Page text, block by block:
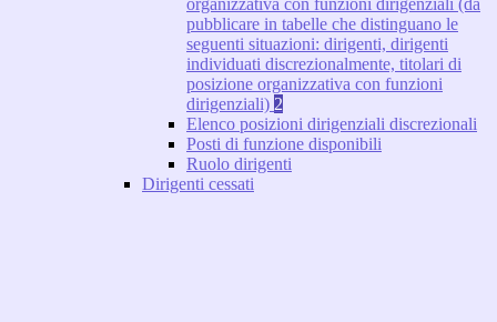
organizzativa con funzioni dirigenziali (da
pubblicare in tabelle che distinguano le
seguenti situazioni: dirigenti, dirigenti
individuati discrezionalmente, titolari di
posizione organizzativa con funzioni
dirigenziali) 2
Elenco posizioni dirigenziali discrezionali
Posti di funzione disponibili
Ruolo dirigenti
Dirigenti cessati